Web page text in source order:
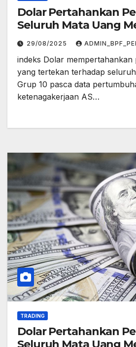
Dolar Pertahankan
Seluruh Mata Uang
29/08/2025
indeks Dolar mempertahankan
yang tertekan terhadap
Grup 10 pasca data
ketenagakerjaan AS…
TRADING
Dolar Pertahankan
Seluruh Mata Uang